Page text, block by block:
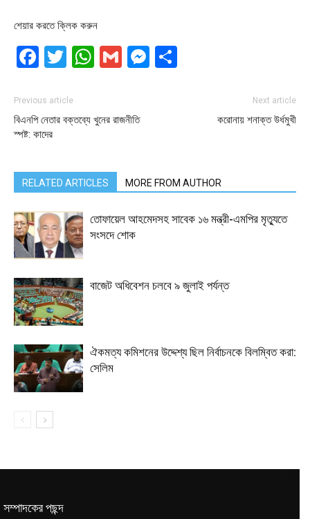
শেয়ার করতে ক্লিক করুন
Facebook
Twitter
WhatsApp
GmailMessenger
Previous article
বিএনপি নেতার বক্তব্যে খুনের রাজনীতি
স্পষ্ট: কাদের
Next article
করোনায় শনাক্ত উর্ধমুখী
RELATED ARTICLES MORE FROM AUTHOR
তোফায়েল আহমেদসহ সাবেক ১৬ মন্ত্রী-এমপির মৃত্যুতে
সংসদে শোক
বাজেট অধিবেশন চলবে ৯ জুলাই পর্যন্ত
ঐকমত্য কমিশনের উদ্দেশ্য ছিল নির্বাচনকে বিলম্বিত করা:
সেলিম
সম্পাদকের পছন্দ